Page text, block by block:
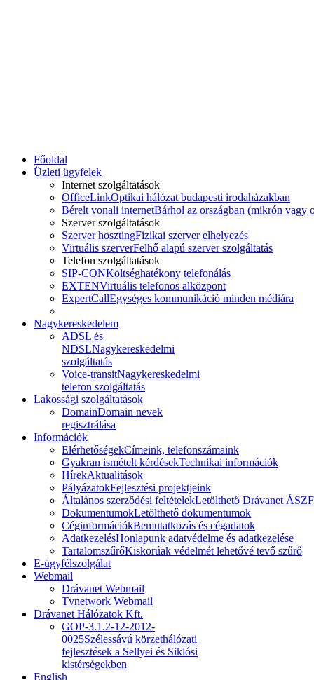
Főoldal
Üzleti ügyfelek
Internet szolgáltatások
OfficeLinkOptikai hálózat budapesti irodaházakban
Bérelt vonali internetBárhol az országban (mikrón vagy
Szerver szolgáltatások
Szerver hosztingFizikai szerver elhelyezés
Virtuális szerverFelhő alapú szerver szolgáltatás
Telefon szolgáltatások
SIP-CONKöltséghatékony telefonálás
EXTENVirtuális telefonos alközpont
ExpertCallEgységes kommunikáció minden médiára
Nagykereskedelem
ADSL és
NDSLNagykereskedelmi
szolgáltatás
Voice-transitNagykereskedelmi
telefon szolgáltatás
Lakossági szolgáltatások
DomainDomain nevek
regisztrálása
Információk
ElérhetőségekCímeink, telefonszámaink
Gyakran ismételt kérdésekTechnikai információk
HírekAktualitások
PályázatokFejlesztési projektjeink
Általános szerződési feltételekLetölthető Drávanet ÁSZF
DokumentumokLetölthető dokumentumok
CéginformációkBemutatkozás és cégadatok
AdatkezelésHonlapunk adatvédelme és adatkezelése
TartalomszűrőKiskorúak védelmét lehetővé tevő szűrő
E-ügyfélszolgálat
Webmail
Drávanet Webmail
Tvnetwork Webmail
Drávanet Hálózatok Kft.
GOP-3.1.2-12-2012-
0025Szélessávú körzethálózati
fejlesztések a Sellyei és Siklósi
kistérségekben
English